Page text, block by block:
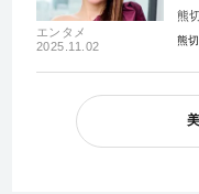
エンタメ
2025.11.02
熊
熊